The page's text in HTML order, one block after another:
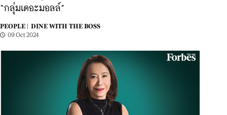
“กลุ่มเดอะมอลล์”
PEOPLE |
DINE WITH THE BOSS
09 Oct 2024